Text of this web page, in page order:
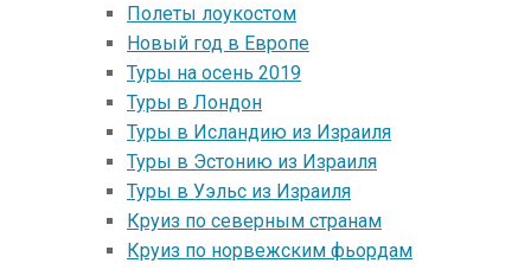
Полеты лоукостом
Новый год в Европе
Туры на осень 2019
Туры в Лондон
Туры в Исландию из Израиля
Туры в Эстонию из Израиля
Туры в Уэльс из Израиля
Круиз по северным странам
Круиз по норвежским фьордам